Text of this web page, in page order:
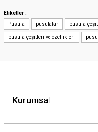
Ürün resmi kalitesiz,
Ürün açıklamasında
Bu ürüne benzer farklı
Etiketler :
Pusula
pusulalar pusula
pusula çeşitleri ve özellikleri
Kurumsal